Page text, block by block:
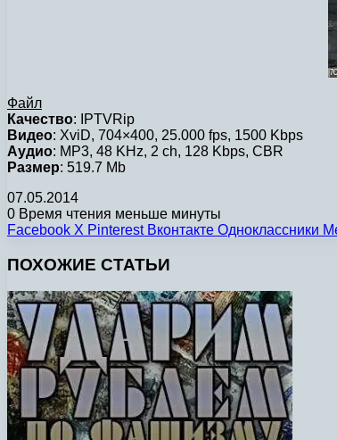
Файл
Качество: IPTVRip
Видео: XviD, 704×400, 25.000 fps, 1500 Kbps
Аудио: MP3, 48 KHz, 2 ch, 128 Kbps, CBR
Размер: 519.7 Mb
07.05.2014
0 Время чтения меньше минуты
Facebook X Pinterest Вконтакте Одноклассники
ПОХОЖИЕ СТАТЬИ